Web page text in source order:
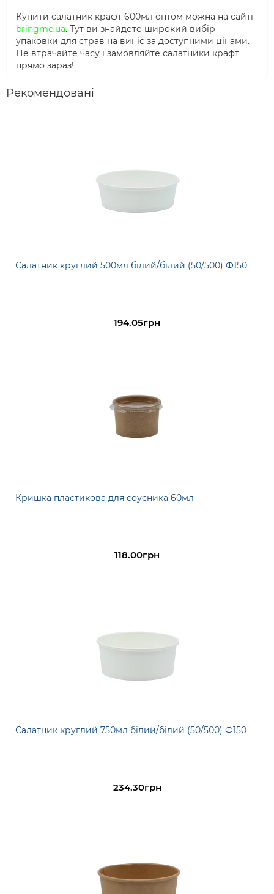
Купити салатник крафт 600мл оптом можна на сайті
bringme.ua. Тут ви знайдете широкий вибір
упаковки для страв на виніс за доступними цінами.
Не втрачайте часу і замовляйте салатники крафт
прямо зараз!
Рекомендовані
Салатник круглий 500мл білий/білий (50/500) Ф150
194.05грн
Кришка пластикова для соусника 60мл
118.00грн
Салатник круглий 750мл білий/білий (50/500) Ф150
234.30грн